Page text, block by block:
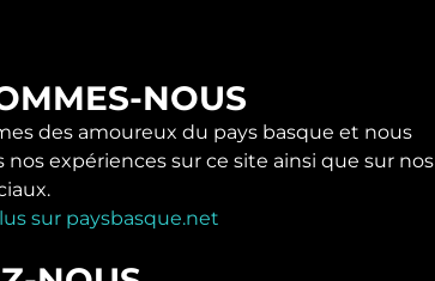
NOUS
des amoureux du pays basque et nous
nos expériences sur ce site ainsi que sur nos
sur paysbasque.net